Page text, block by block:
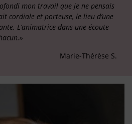
mon travail que je ne pensais
cordiale et porteuse, le lieu d’une
L’animatrice dans une écoute
Marie-Thérèse S.